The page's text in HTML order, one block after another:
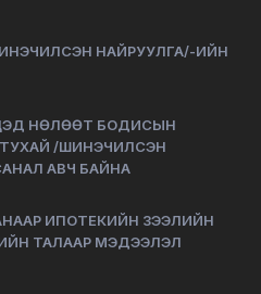
НАЙРУУЛГА/-ИЙН
НӨЛӨӨТ БОДИСЫН
/ШИНЭЧИЛСЭН
АВЧ БАЙНА
ИПОТЕКИЙН ЗЭЭЛИЙН
ТАЛААР МЭДЭЭЛЭЛ